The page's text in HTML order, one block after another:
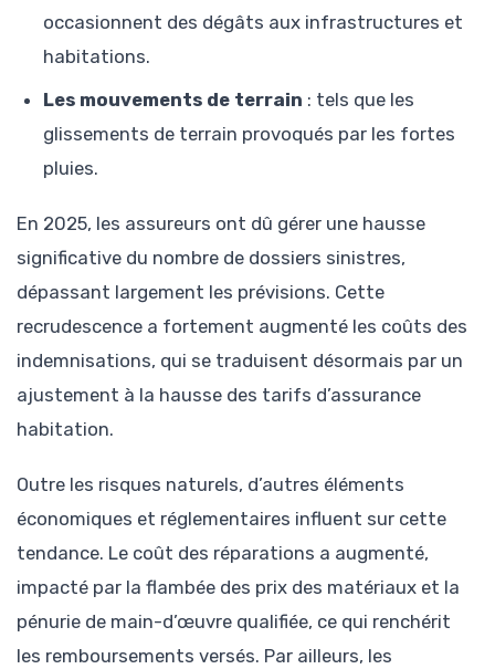
occasionnent des dégâts aux infrastructures et
habitations.
Les mouvements de terrain : tels que les
glissements de terrain provoqués par les fortes
pluies.
En 2025, les assureurs ont dû gérer une hausse
significative du nombre de dossiers sinistres,
dépassant largement les prévisions. Cette
recrudescence a fortement augmenté les coûts des
indemnisations, qui se traduisent désormais par un
ajustement à la hausse des tarifs d’assurance
habitation.
Outre les risques naturels, d’autres éléments
économiques et réglementaires influent sur cette
tendance. Le coût des réparations a augmenté,
impacté par la flambée des prix des matériaux et la
pénurie de main-d’œuvre qualifiée, ce qui renchérit
les remboursements versés. Par ailleurs, les